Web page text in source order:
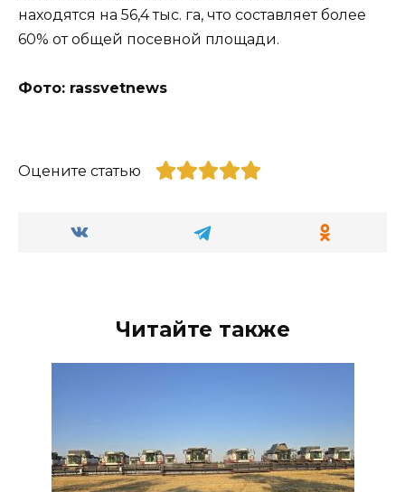
находятся на 56,4 тыс. га, что составляет более
60% от общей посевной площади.
Фото: rassvetnews
Оцените статью
Читайте также